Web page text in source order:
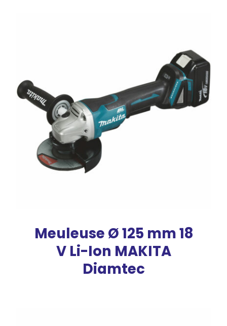
Meuleuse Ø 125 mm 18
V Li-Ion MAKITA
Diamtec